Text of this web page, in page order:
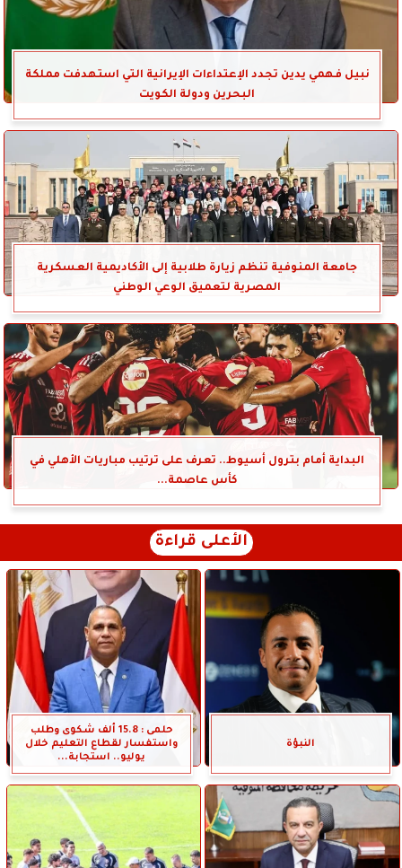
نبيل فهمي يدين تجدد الإعتداءات الإيرانية التي استهدفت مملكة
البحرين ودولة الكويت
جامعة المنوفية تنظم زيارة طلابية إلى الأكاديمية العسكرية
المصرية لتعميق الوعي الوطني
البداية أمام بترول أسيوط.. تعرف على ترتيب مباريات الأهلي في
كأس عاصمة...
الأعلى قراءة
النبؤة
حلمى : 15.8 ألف شكوى وطلب
واستفسار لقطاع التعليم خلال
يوليو.. استجابة...